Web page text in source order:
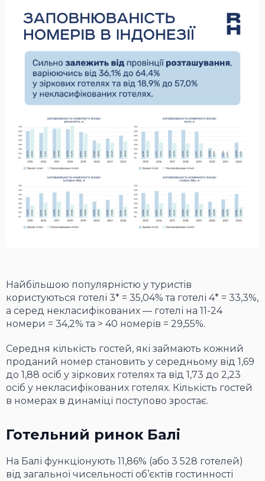
Найбільшою популярністю у туристів
користуються готелі 3* = 35,04% та готелі 4* = 33,3%,
а серед некласифікованих — готелі на 11-24
номери = 34,2% та > 40 номерів = 29,55%.
Середня кількість гостей, які займають кожний
проданий номер становить у середньому від 1,69
до 1,88 осіб у зіркових готелях та від 1,73 до 2,23
осіб у некласифікованих готелях. Кількість гостей
в номерах в динаміці поступово зростає.
Готельний ринок Балі
На Балі функціонують 11,86% (або 3 528 готелей)
від загальної чисельності об’єктів гостинності